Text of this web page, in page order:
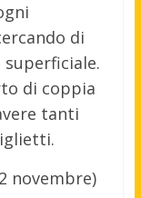
di
di coppia
tanti
novembre)